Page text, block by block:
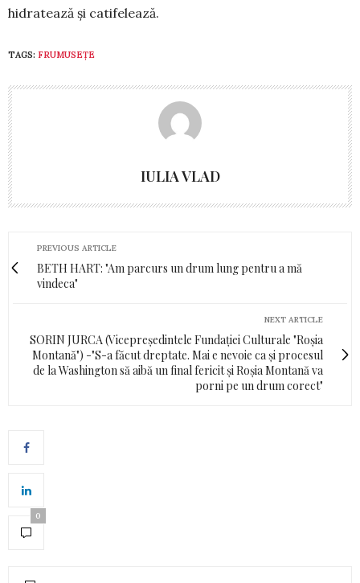
hidratează și catifelează.
TAGS: FRUMUSEȚE
IULIA VLAD
PREVIOUS ARTICLE
BETH HART: "Am parcurs un drum lung pentru a mă
vindeca"
NEXT ARTICLE
SORIN JURCA (Vicepreședintele Fundației Culturale "Roșia
Montană") -"S-a făcut dreptate. Mai e nevoie ca și procesul
de la Washington să aibă un final fericit și Roșia Montană va
porni pe un drum corect"
0